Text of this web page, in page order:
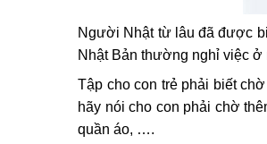
Người Nhật từ lâu đã được
Nhật Bản thường nghỉ việc ở
Tập cho con trẻ phải biết
hãy nói cho con phải chờ
quần áo, ….